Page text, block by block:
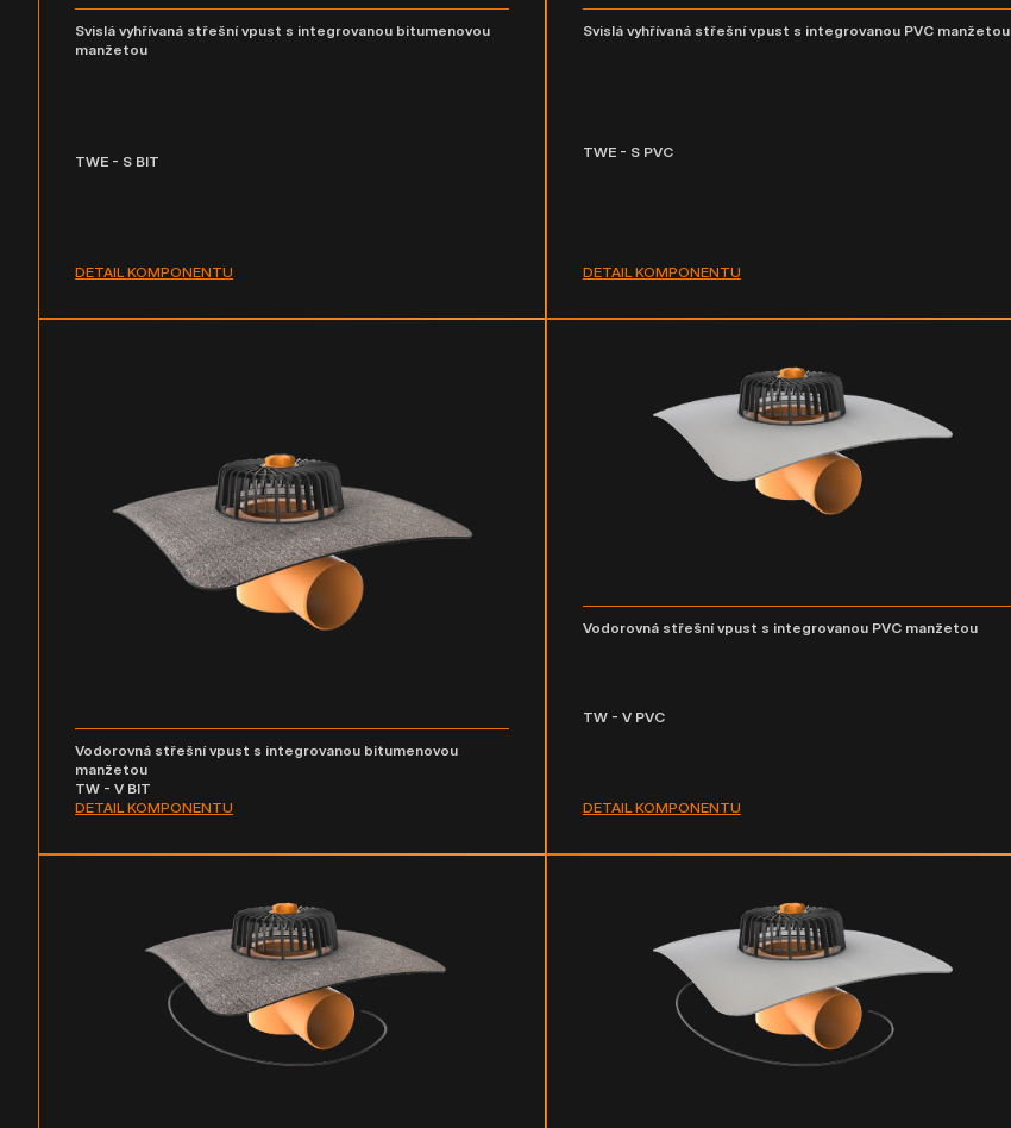
Svislá vyhřívaná střešní vpust s integrovanou bitumenovou
manžetou
TWE - S BIT
DETAIL KOMPONENTU
Svislá vyhřívaná střešní vpust s integrovanou PVC manžetou
TWE - S PVC
DETAIL KOMPONENTU
Vodorovná střešní vpust s integrovanou bitumenovou
manžetou
TW - V BIT
DETAIL KOMPONENTU
Vodorovná střešní vpust s integrovanou PVC manžetou
TW - V PVC
DETAIL KOMPONENTU